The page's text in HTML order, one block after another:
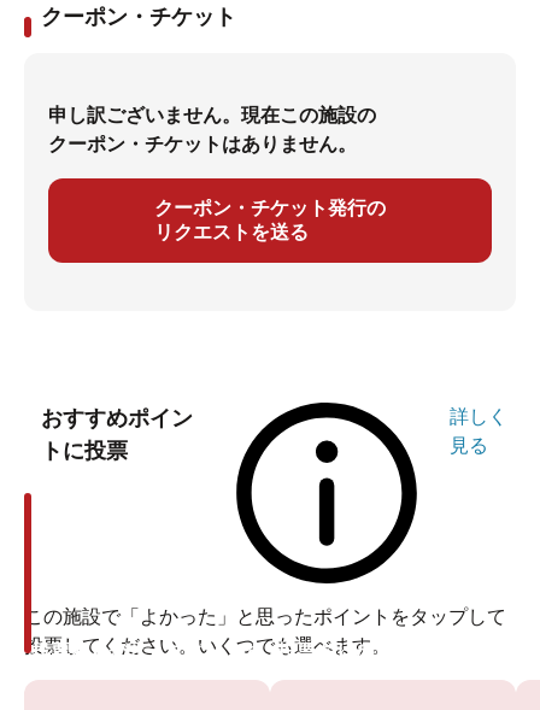
クーポン・チケット
申し訳ございません。現在この施設の
クーポン・チケットはありません。
クーポン・チケット発行の
リクエストを送る
おすすめポイン
トに投票
詳しく
見る
この施設で「よかった」と思ったポイントをタップして
投票してください。いくつでも選べます。
投票ありがとうございます 投票ありがとうございます